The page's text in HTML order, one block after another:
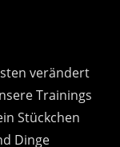
verändert
Trainings
Stückchen
Dinge